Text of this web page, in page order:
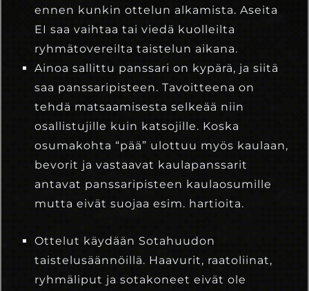
ennen kunkin ottelun alkamista. Aseita
EI saa vaihtaa tai viedä kuolleilta
ryhmätovereilta taistelun aikana.
Ainoa sallittu panssari on kypärä, ja siitä
saa panssaripisteen. Tavoitteena on
tehdä matsaamisesta selkeää niin
osallistujille kuin katsojille. Koska
osumakohta “pää” ulottuu myös kaulaan,
bevorit ja vastaavat kaulapanssarit
antavat panssaripisteen kaulaosumille
mutta eivät suojaa esim. hartioita.
Ottelut käydään Sotahuudon
taistelusäännöillä. Haavurit, raatoliinat,
ryhmäliput ja sotakoneet eivät ole